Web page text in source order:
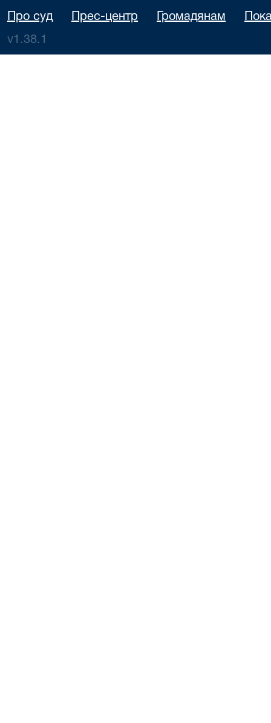
Про суд Прес-центр Громадянам
v1.38.1